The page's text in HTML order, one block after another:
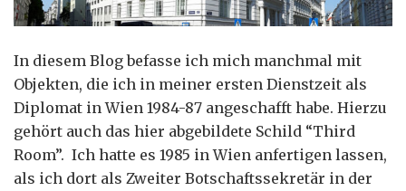
In diesem Blog befasse ich mich manchmal mit
Objekten, die ich in meiner ersten Dienstzeit als
Diplomat in Wien 1984-87 angeschafft habe. Hierzu
gehört auch das hier abgebildete Schild “Third
Room”. Ich hatte es 1985 in Wien anfertigen lassen,
als ich dort als Zweiter Botschaftssekretär in der